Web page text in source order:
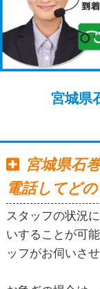
宮城県
宮城県石
電話してど
スタッフの状況
いすることが可
ッフがお伺いさ